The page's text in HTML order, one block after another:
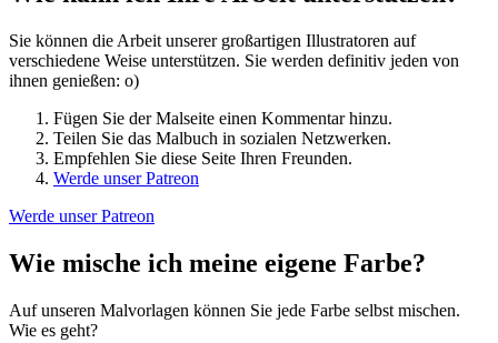
Sie können die Arbeit unserer großartigen Illustratoren auf
verschiedene Weise unterstützen. Sie werden definitiv jeden von
ihnen genießen: o)
Fügen Sie der Malseite einen Kommentar hinzu.
Teilen Sie das Malbuch in sozialen Netzwerken.
Empfehlen Sie diese Seite Ihren Freunden.
Werde unser Patreon
Werde unser Patreon
Wie mische ich meine eigene Farbe?
Auf unseren Malvorlagen können Sie jede Farbe selbst mischen.
Wie es geht?